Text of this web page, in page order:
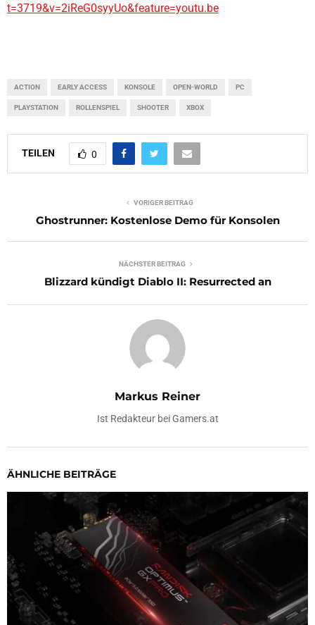
t=3719&v=2iReG0syyUo&feature=youtu.be
ACTION EARLY ACCESS KONSOLE OPEN-WORLD PC
PLAYSTATION ROLLENSPIEL SHOOTER XBOX
TEILEN 0
VORIGER BEITRAG
Ghostrunner: Kostenlose Demo für Konsolen
NÄCHSTER BEITRAG
Blizzard kündigt Diablo II: Resurrected an
Markus Reiner
Ist Redakteur bei Gamers.at
ÄHNLICHE BEITRÄGE